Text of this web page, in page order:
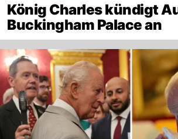
König Charles kündigt
Buckingham Palace an